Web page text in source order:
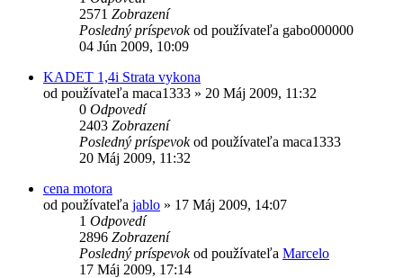
2571 Zobrazení
Posledný príspevokod používateľa gabo000000
04 Jún 2009, 10:09
KADET 1,4i Strata vykona
od používateľa maca1333 » 20 Máj 2009, 11:32
0 Odpovedí
2403 Zobrazení
Posledný príspevokod používateľa maca1333
20 Máj 2009, 11:32
cena motora
od používateľa jablo » 17 Máj 2009, 14:07
1 Odpovedí
2896 Zobrazení
Posledný príspevokod používateľa Marcelo
17 Máj 2009, 17:14